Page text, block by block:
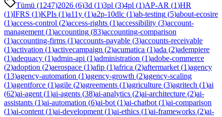
Tümü (1247)2026 (6)3d (1)3pl (3)4pl (1)AP-AR (1)HR
(1)IFRS (1)KPIs (1)a11y (1)a2p-10dlc (1)ab-testing (5)about-ecosire
(1)access-control (2)access-rights (1)accessibility (3)account-
management (1)accounting (83)accounting-comparison
(1)accounting-firms (1)accounts-payable (3)accounts-receivable
(1)activation (1)activecampaign (2)acumatica (1)ada (2)adempiere
(1)adequacy (1)admin-api (1)administration (1)adobe-commerce
(2)adoption (2)aerospace (1)afip (1)africa (2)aftermarket (1)agency
(13)agency-automation (1)agency-growth (2)agency-scaling
(1)agentforce (1)agile (2)agreements (1)agriculture (3)agritech (1)ai
(62)ai-agent (1)ai-agents (38)ai-analytics (2)ai-architecture (2)ai-
assistants (1)ai-automation (6)ai-bot (1)ai-chatbot (1)ai-comparison
(1)ai-content (1)ai-development (1)ai-ethics (1)ai-frameworks (2)ai-